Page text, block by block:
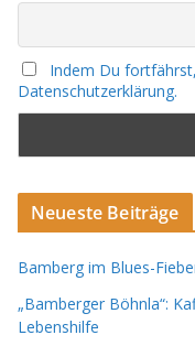
Indem Du
Datenschutzerklärung.
Neueste Beiträge
Bamberg im Blues-
„Bamberger Böhnla“:
Lebenshilfe